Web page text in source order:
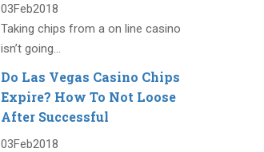
03Feb2018
Taking chips from a on line casino
isn’t going...
Do Las Vegas Casino Chips
Expire? How To Not Loose
After Successful
03Feb2018